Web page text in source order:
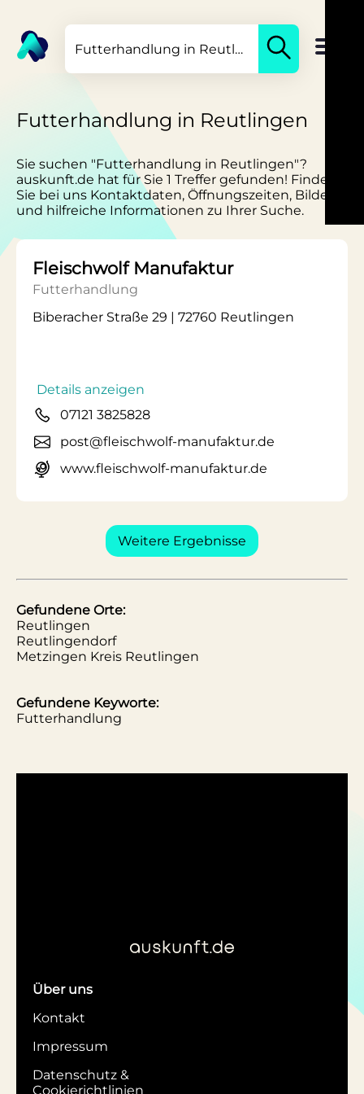
Futterhandlung in Reutlingen
Sie suchen "Futterhandlung in Reutlingen"?
auskunft.de hat für Sie 1 Treffer gefunden! Finden
Sie bei uns Kontaktdaten, Öffnungszeiten, Bilder
und hilfreiche Informationen zu Ihrer Suche.
Fleischwolf Manufaktur
Futterhandlung
Biberacher Straße 29 | 72760 Reutlingen
Details anzeigen
07121 3825828
post@fleischwolf-manufaktur.de
www.fleischwolf-manufaktur.de
Weitere Ergebnisse
Gefundene Orte:
Reutlingen
Reutlingendorf
Metzingen Kreis Reutlingen
Gefundene Keyworte:
Futterhandlung
Über uns
Kontakt
Impressum
Datenschutz &
Cookierichtlinien